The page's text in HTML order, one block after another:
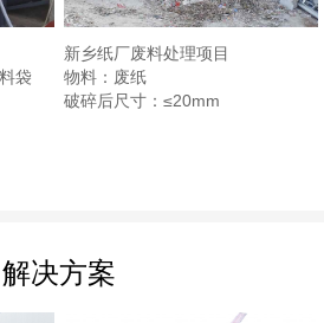
袋
新乡纸厂废料处理项目
物料： 废纸
破碎后尺寸：≤20mm
解决方案